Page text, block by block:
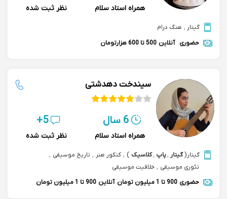
همراه استاد سلام نظر ثبت شده
گیتار , هنگ درام
حضوری
آنلاین 500 تا 600 هزارتومان
سیندخت دهدشتی
6 سال
همراه استاد سلام
5+
نظر ثبت شده
گیتار (گیتار ,پاپ ,کلاسیک )
, کنکور هنر , تاریخ موسیقی ,
تئوری موسیقی , خلاقیت موسیقی
حضوری 900 تا 1 میلیون تومان آنلاین 900 تا 1 میلیون تومان